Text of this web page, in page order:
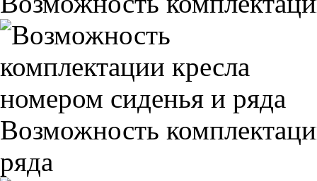
Возможность
ряда